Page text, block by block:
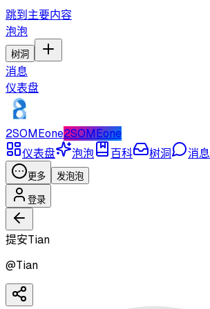
跳到主要内容
泡泡
树洞
消息
仪表盘
2SOMEone2SOMEone
仪表盘
泡泡 百科 树洞 消息
更多 发泡泡
登录
提安Tian
@Tian